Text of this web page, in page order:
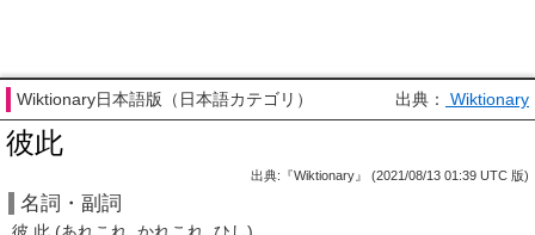
Wiktionary日本語版（日本語カテゴリ） 出典： Wiktionary
彼此
出典:『Wiktionary』 (2021/08/13 01:39 UTC 版)
名詞・副詞